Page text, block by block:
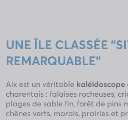
UNE ÎLE CLASSÉE
REMARQUABLE"
Aix est un véritable kaléidoscope
charentais : falaises rocheuses,
plages de sable fin, forêt de pins
chênes verts, marais, prairies et